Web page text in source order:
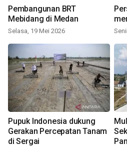
Pembangunan BRT
Mebidang di Medan
Selasa, 19 Mei 2026
Pupuk Indonesia dukung
Gerakan Percepatan Tanam
di Sergai